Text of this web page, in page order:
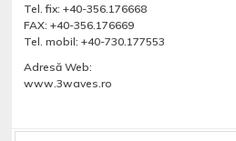
Tel. fix: +40-356.176668
FAX: +40-356.176669
Tel. mobil: +40-730.177553
Adresă Web:
www.3waves.ro